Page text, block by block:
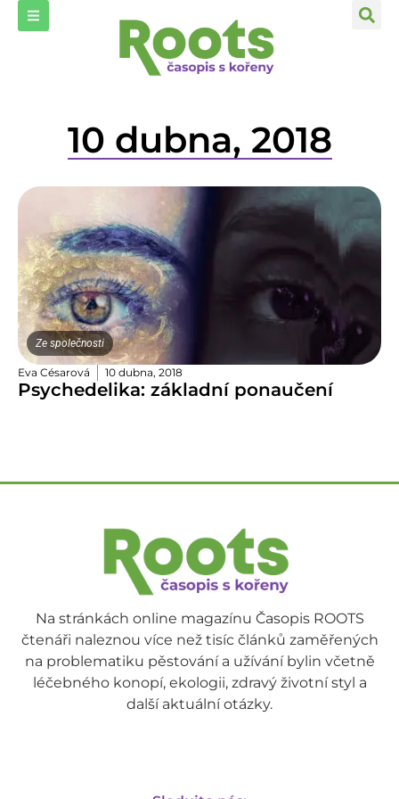
10 dubna, 2018
Ze společnosti
Eva Césarová 10 dubna, 2018
Psychedelika: základní ponaučení
Na stránkách online magazínu Časopis ROOTS
čtenáři naleznou více než tisíc článků zaměřených
na problematiku pěstování a užívání bylin včetně
léčebného konopí, ekologii, zdravý životní styl a
další aktuální otázky.